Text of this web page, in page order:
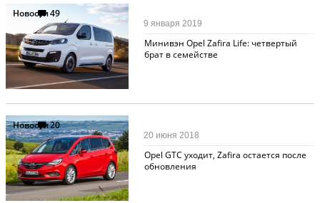
Новости49
Минивэн Opel Zafira Life: четвертый
брат в семействе
9 января 2019
Новости20
Opel GTC уходит, Zafira остается после
обновления
20 июня 2018